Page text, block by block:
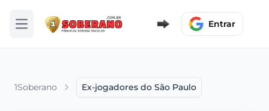
Abrir menu Entrar
1Soberano Ex-jogadores do São Paulo